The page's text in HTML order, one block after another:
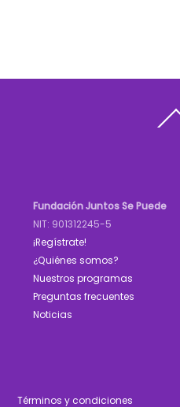
Fundación Juntos Se Puede
NIT: 901312245-5
¡Regístrate!
¿Quiénes somos?
Nuestros programas
Preguntas frecuentes
Noticias
Términos y condiciones